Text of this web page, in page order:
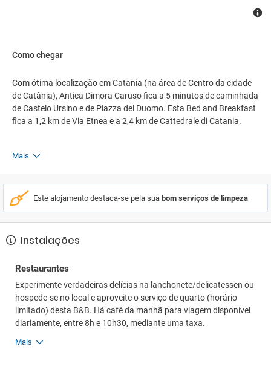
Como chegar
Com ótima localização em Catania (na área de Centro da cidade
de Catânia), Antica Dimora Caruso fica a 5 minutos de caminhada
de Castelo Ursino e de Piazza del Duomo. Esta Bed and Breakfast
fica a 1,2 km de Via Etnea e a 2,4 km de Cattedrale di Catania.
Mais
Este alojamento destaca-se pela sua bom serviços de limpeza
Instalações
Restaurantes
Experimente verdadeiras delícias na lanchonete/delicatessen ou
hospede-se no local e aproveite o serviço de quarto (horário
limitado) desta B&B. Há café da manhã para viagem disponível
diariamente, entre 8h e 10h30, mediante uma taxa.
Mais